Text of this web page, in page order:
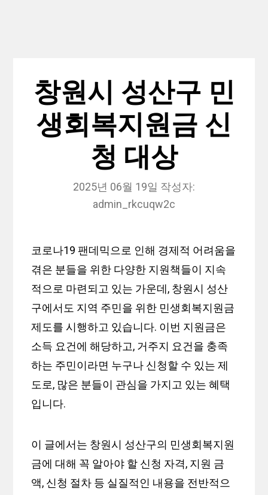
창원시 성산구 민
생회복지원금 신
청 대상
2025년 06월 19일 작성자:
admin_rkcuqw2c
코로나19 팬데믹으로 인해 경제적 어려움을
겪은 분들을 위한 다양한 지원책들이 지속
적으로 마련되고 있는 가운데, 창원시 성산
구에서도 지역 주민을 위한 민생회복지원금
제도를 시행하고 있습니다. 이번 지원금은
소득 요건에 해당하고, 거주지 요건을 충족
하는 주민이라면 누구나 신청할 수 있는 제
도로, 많은 분들이 관심을 가지고 있는 혜택
입니다.
이 글에서는 창원시 성산구의 민생회복지원
금에 대해 꼭 알아야 할 신청 자격, 지원 금
액, 신청 절차 등 실질적인 내용을 전반적으